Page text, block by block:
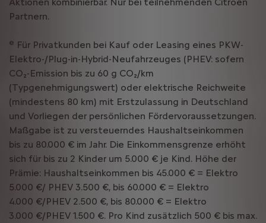
Partnern.
e Für Privatkunden bei Kauf oder Leasing eines PKW-
Elektro-/Plug-in-Hybrid-Neufahrzeuges (PHEV: sofern
CO₂-Emission bis zu 60 g CO₂/km
(Typgenehmigungswert) oder elektrische Reichweite
(mindestens 80 km) mit Erstzulassung in Deutschland
und Vorliegen der persönlichen Fördervoraussetzungen.
Maßgabe ist zu versteuerndes Haushaltseinkommen
bis zu 80.000 € im Jahr. Die Einkommensgrenze erhöht
sich für bis zu 2 Kinder um 5.000 € je Kind. Höhe der
Prämie: Haushaltseinkommen bis 45.000 € = Elektro
5.000 €/ PHEV 3.500 €, bis 60.000 € = Elektro
4.000 €/PHEV 2.500 €, bis 80.000 € = Elektro
3.000 €/PHEV 1.500 €. Pro Kind zusätzlich 500 € bis max.